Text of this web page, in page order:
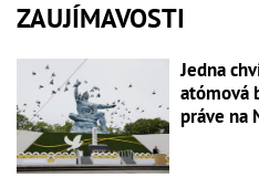
ZAUJÍMAVOSTI
Jedna
atómová
práve na